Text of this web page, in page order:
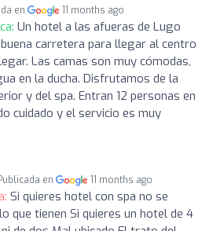
en 11 months ago
Un hotel a las afueras de Lugo
carretera para llegar al centro
Las camas son muy cómodas,
en la ducha. Disfrutamos de la
y del spa. Entran 12 personas en
cuidado y el servicio es muy
en 11 months ago
Si quieres hotel con spa no se
que tienen Si quieres un hotel de 4